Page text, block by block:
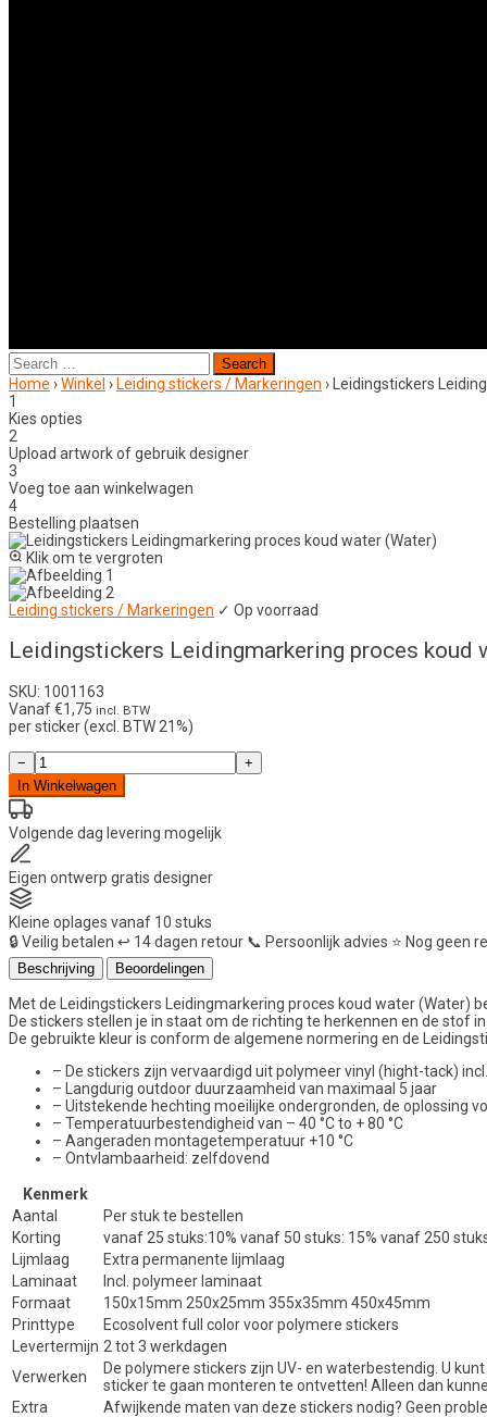
Search
for:
Home ›Winkel › Leiding stickers / Markeringen ›
Leidingstickers
1
Kies opties
2
Upload artwork of gebruik designer
3
Voeg toe aan winkelwagen
4
Bestelling plaatsen
Klik om te vergroten
Leiding stickers / Markeringen ✓ Op voorraad
Leidingstickers Leidingmarkering proces koud
SKU: 1001163
Vanaf€1,75 incl. BTW
per sticker (excl. BTW 21%)
Leidingstickers
Leidingmarkering
proces
koud
water
(Water)
aantal
−
+
In Winkelwagen
Volgende dag levering mogelijk
Eigen ontwerp gratis designer
Kleine oplages vanaf 10 stuks
🔒Veilig betalen ↩️ 14 dagen retour 📞 Persoonlijk advies ⭐ Nog geen
Beschrijving Beoordelingen
Met de Leidingstickers Leidingmarkering proces koud water (Water)
De stickers stellen je in staat om de richting te herkennen en de stof
De gebruikte kleur is conform de algemene normering en de
– De stickers zijn vervaardigd uit polymeer vinyl (hight-tack)
– Langdurig outdoor duurzaamheid van maximaal 5 jaar
– Uitstekende hechting moeilijke ondergronden, de oplossing
– Temperatuurbestendigheid van – 40 °C to + 80 °C
– Aangeraden montagetemperatuur +10 °C
– Ontvlambaarheid: zelfdovend
Kenmerk
Aantal
Per stuk te bestellen
Korting
vanaf 25 stuks:10% vanaf 50 stuks: 15% vanaf 250
Lijmlaag
Extra permanente lijmlaag
Laminaat
Incl. polymeer laminaat
Formaat
150x15mm 250x25mm 355x35mm 450x45mm
Printtype
Ecosolvent full color voor polymere stickers
Levertermijn 2 tot 3 werkdagen
Verwerken
De polymere stickers zijn UV- en waterbestendig. U
sticker te gaan monteren te ontvetten! Alleen dan
Extra
Afwijkende maten van deze stickers nodig? Geen